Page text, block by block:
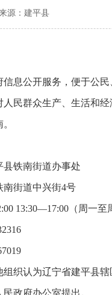
源：建平县
信息公开服务，便于公
民群众生产、生活和
县铁南街道办事处
南街道中兴街4号
13:30—17:00（周一至
组织认为辽宁省建平县
政府办公室提出。